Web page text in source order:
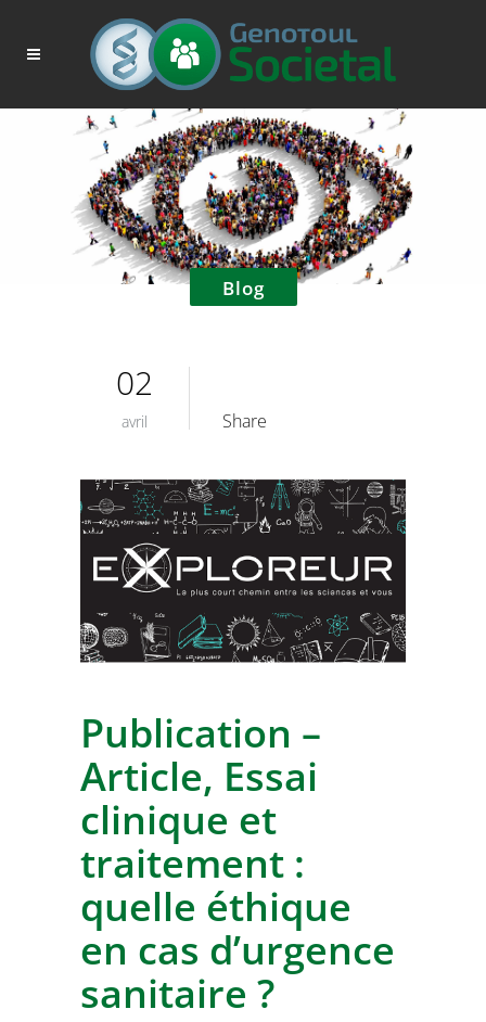
Blog
02
avril Share
Publication –
Article, Essai
clinique et
traitement :
quelle éthique
en cas d’urgence
sanitaire ?